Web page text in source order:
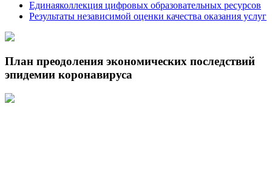
Единаяколлекция цифровых образовательных ресурсов
Результаты независимой оценки качества оказания услуг
План преодоления экономических последствий
эпидемии коронавируса